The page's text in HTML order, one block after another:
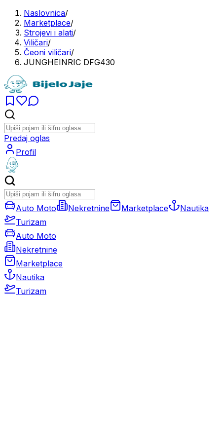
Naslovnica/
Marketplace/
Strojevi i alati/
Viličari/
Čeoni viličari/
JUNGHEINRIC DFG430
Predaj oglas
Profil
Auto Moto Nekretnine Marketplace
Nautika
Turizam
Auto Moto
Nekretnine
Marketplace
Nautika
Turizam